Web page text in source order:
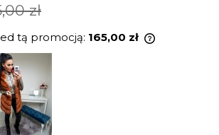
zł
tą promocją: 165,00 zł
jest sprzedawany krócej
wyświetlana jest najniższa
momentu, kiedy produkt
w sprzedaży.